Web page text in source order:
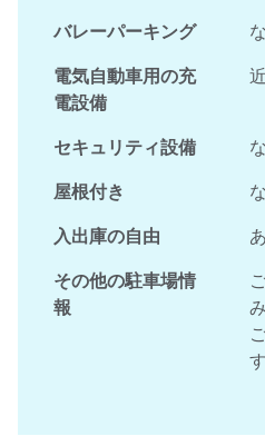
バレーパーキング
電気自動車用の充
電設備
セキュリティ設備
屋根付き
入出庫の自由
その他の駐車場情
報